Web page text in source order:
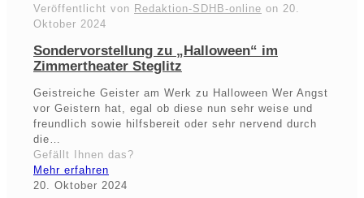
Veröffentlicht von Redaktion-SDHB-online on 20.
Oktober 2024
Sondervorstellung zu „Halloween“ im
Zimmertheater Steglitz
Geistreiche Geister am Werk zu Halloween Wer Angst
vor Geistern hat, egal ob diese nun sehr weise und
freundlich sowie hilfsbereit oder sehr nervend durch
die…
Gefällt Ihnen das?
Mehr erfahren
20. Oktober 2024